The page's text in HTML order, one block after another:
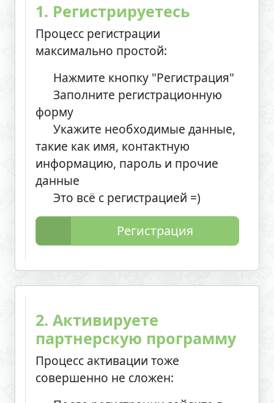
1. Регистрируетесь
Процесс регистрации
максимально простой:
Нажмите кнопку "Регистрация"
Заполните регистрационную
форму
Укажите необходимые данные,
такие как имя, контактную
информацию, пароль и прочие
данные
Это всё с регистрацией =)
Регистрация
2. Активируете
партнерскую программу
Процесс активации тоже
совершенно не сложен: